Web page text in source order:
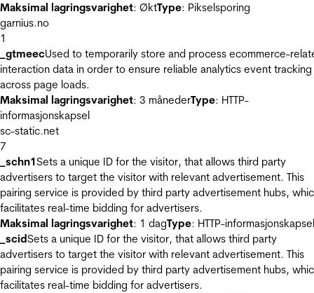
Maksimal lagringsvarighet: ØktType: Pikselsporing
garnius.no
1
_gtmeecUsed to temporarily store and process ecommerce-
interaction data in order to ensure reliable analytics event tracking
across page loads.
Maksimal lagringsvarighet: 3 månederType: HTTP-
informasjonskapsel
sc-static.net
7
_schn1Sets a unique ID for the visitor, that allows third party
advertisers to target the visitor with relevant advertisement. This
pairing service is provided by third party advertisement hubs,
facilitates real-time bidding for advertisers.
Maksimal lagringsvarighet: 1 dagType: HTTP-informasjonskapsel
_scidSets a unique ID for the visitor, that allows third party
advertisers to target the visitor with relevant advertisement. This
pairing service is provided by third party advertisement hubs,
facilitates real-time bidding for advertisers.